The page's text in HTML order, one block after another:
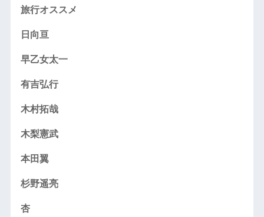
旅行オススメ
日向亘
早乙女太一
有吉弘行
木村拓哉
木梨憲武
本田翼
杉野遥亮
杏